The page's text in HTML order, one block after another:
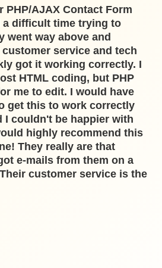
PHP/AJAX Contact Form
a difficult time trying to
went way above and
service and tech
got it working correctly. I
HTML coding, but PHP
me to edit. I would have
get this to work correctly
I couldn't be happier with
highly recommend this
They really are that
e-mails from them on a
customer service is the